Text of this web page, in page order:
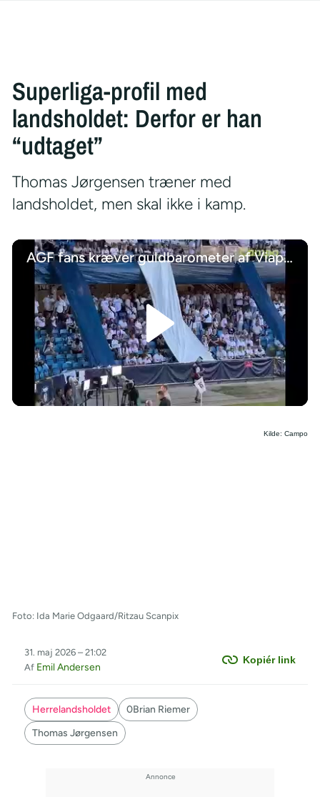
Superliga-profil med
landsholdet: Derfor er han
“udtaget”
Thomas Jørgensen træner med
landsholdet, men skal ikke i kamp.
AGF fans kræver guldbarometer af Viaplay-ekspert
/
Kilde: Campo
Foto: Ida Marie Odgaard/Ritzau Scanpix
Kopiér link
31. maj 2026 – 21:02
Af Emil Andersen
Herrelandsholdet
0Brian Riemer
Thomas Jørgensen